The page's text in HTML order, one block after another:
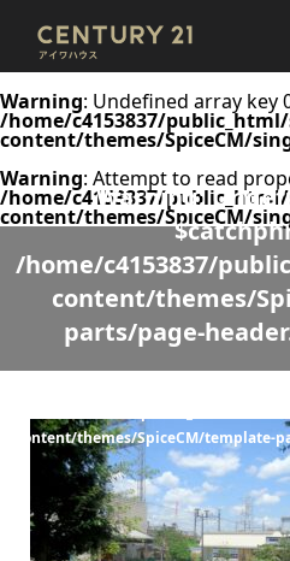
Warning: Undefined array key
/home/c4153837/
content/themes/SpiceCM/
Warning: Attempt to read
/home/c4153837/
content/themes/SpiceCM/
Warning:
/home/c4153837/
content/themes/
parts/page-
content/themes/SpiceCM/template-